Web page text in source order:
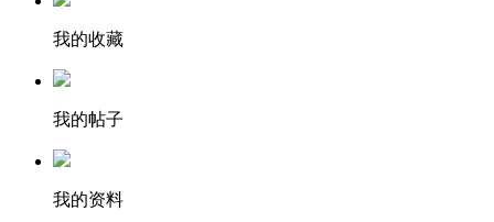
我的收藏
我的帖子
我的资料